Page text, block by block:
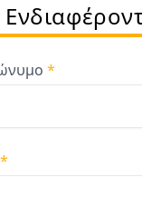
*
*